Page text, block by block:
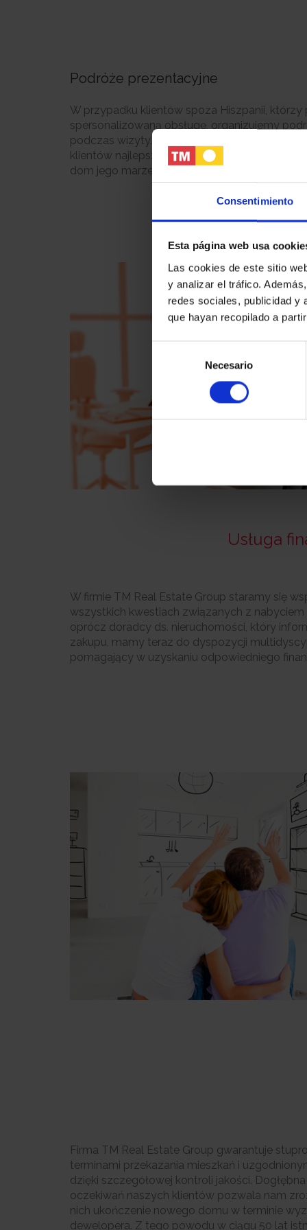
Consentimiento
Esta página web usa
Las cookies de este sitio
y analizar el tráfico.
redes sociales, publicidad y
que hayan recopilado a
consentimiento
Necesario
Podróże prezentacyjne
W przypadku klientów spoza Hiszpanii, którzy
spersonalizowaną obsługę, organizujemy
podczas wizyty. Nasz zespół doradców
klientów najlepsze opcje nieruchomości, aby
dom jego marzeń.
Usługa
W firmie TM Real Estate Group staramy się
wszystkich kwestiach związanych z
oprócz doradcy ds. nieruchomości, który
zakupu, mamy teraz do dyspozycji
pomagający w uzyskaniu odpowiedniego
Firma TM Real Estate Group gwarantuje
terminami przekazania mieszkań i
dzięki szczegółowej kontroli jakości.
oczekiwań naszych klientów pozwala nam
nich ukończenie nowego domu w terminie
dewelopera. Z tego powodu w ciągu 50 lat